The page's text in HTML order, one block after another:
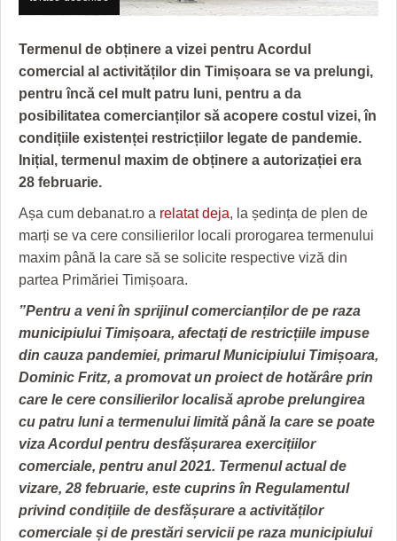
GRĂDINA TAICII DOMNULUI
CU OIŞTEA-N KIERKEGAARD
FINANŢĂRI DE LA A LA Z
CRONICĂ DE FILM
FILME DOCUMENTARE
CLIPURI VIDEO
JOCURI ONLINE
ACCIDENTE
INFO SI UTILE
CULTURA
JUSTITIE
FILME DOCUMENTARE
CLIPURI VIDEO
DIVERSE
FARMACII DIN TIMIŞOARA
HARTA TIMIŞOAREI
LICEE, ŞCOLI ŞI GRĂDINIŢE DIN TIMIŞ
PRIMĂRIILE DIN TIMIŞ
SFATUL MEDICULUI
Termenul de obținere a vizei pentru Acordul
comercial al activităților din Timișoara se va prelungi,
pentru încă cel mult patru luni, pentru a da
posibilitatea comercianților să acopere costul vizei, în
condițiile existenței restricțiilor legate de pandemie.
Inițial, termenul maxim de obținere a autorizației era
28 februarie.
Așa cum debanat.ro a relatat deja, la ședința de plen de
marți se va cere consilierilor locali prorogarea termenului
maxim până la care să se solicite respective viză din
partea Primăriei Timișoara.
”Pentru a veni în sprijinul comercianților de pe raza
municipiului Timișoara, afectați de restricțiile impuse
din cauza pandemiei, primarul Municipiului Timișoara,
Dominic Fritz, a promovat un proiect de hotărâre prin
care le cere consilierilor localisă aprobe prelungirea
cu patru luni a termenului limită până la care se poate
viza Acordul pentru desfășurarea exercițiilor
comerciale, pentru anul 2021. Termenul actual de
vizare, 28 februarie, este cuprins în Regulamentul
privind condițiile de desfășurare a activităților
comerciale și de prestări servicii pe raza municipiului